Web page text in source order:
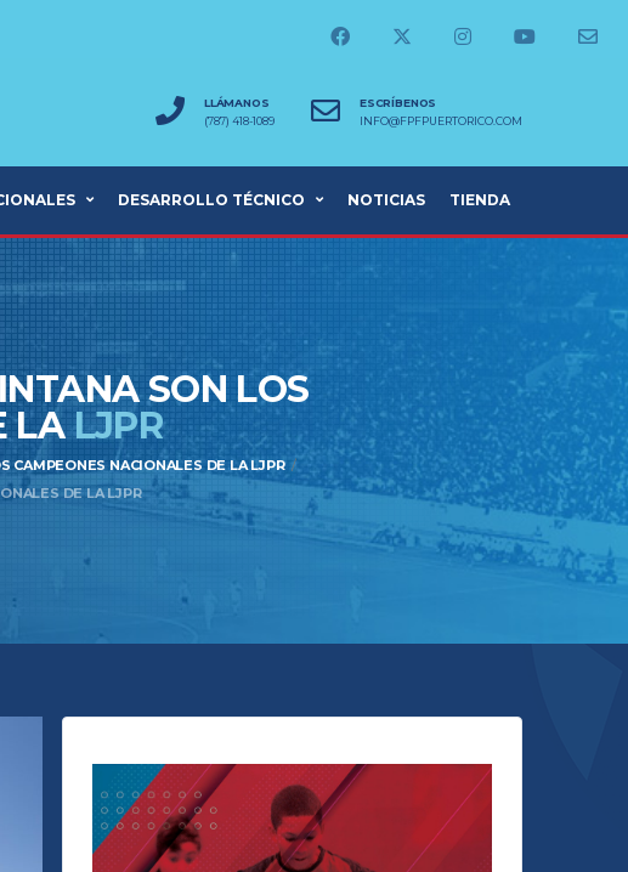
LLÁMANOS
(787) 418-1089
ESCRÍBENOS
INFO@FPFPUERTORICO.COM
DESARROLLO TÉCNICO NOTICIAS TIENDA
SON LOS
LALJPR
CAMPEONES NACIONALES DE LA LJPR
DE LA LJPR